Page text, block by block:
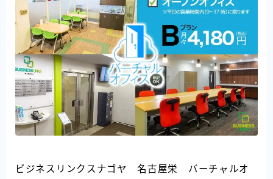
ビジネスリンクスナゴヤ 名古屋栄 バーチャルオ